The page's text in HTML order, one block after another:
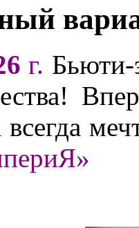
г. Бьюти-